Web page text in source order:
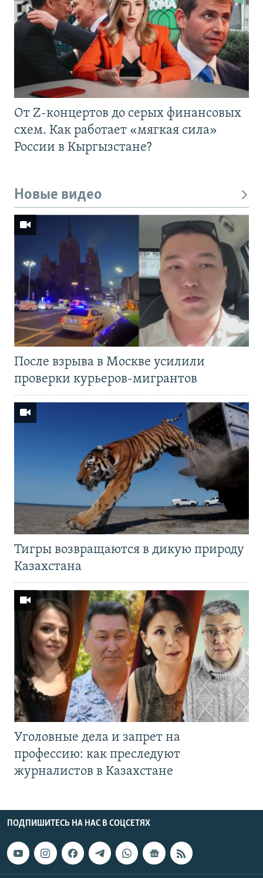
От Z-концертов до серых финансовых
схем. Как работает «мягкая сила»
России в Кыргызстане?
Новые видео
После взрыва в Москве усилили
проверки курьеров-мигрантов
Тигры возвращаются в дикую природу
Казахстана
Уголовные дела и запрет на
профессию: как преследуют
журналистов в Казахстане
ПОДПИШИТЕСЬ НА НАС В СОЦСЕТЯХ